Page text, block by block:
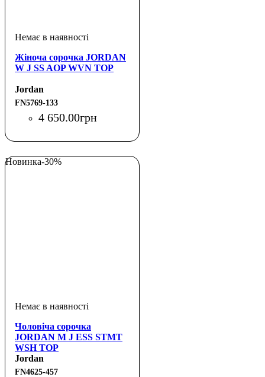
Жіноча сорочка JORDAN
W J SS AOP WVN TOP
Jordan
FN5769-133
4 650.00грн
Новинка-30%
Чоловіча сорочка
JORDAN M J ESS STMT
WSH TOP
Jordan
FN4625-457